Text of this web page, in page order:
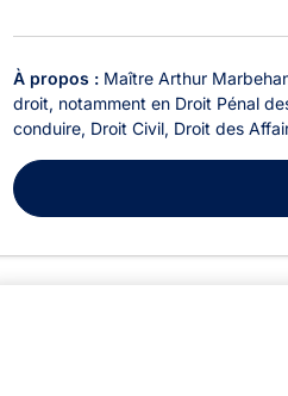
À propos : Maître Arthur
droit, notamment en Droit Pénal
conduire, Droit Civil, Droit des